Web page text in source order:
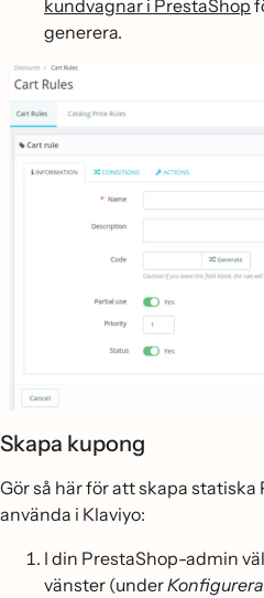
kundvagnar i PrestaShop
generera.
Skapa kupong
Gör så här för att skapa
använda i Klaviyo:
I din PrestaShop-admin
vänster (underKonfigurera